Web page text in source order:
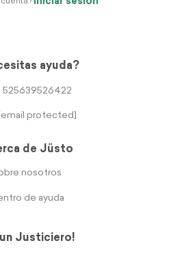
ayuda?
525639526422
[email protected]
de Jüsto
nosotros
de ayuda
un Justiciero!